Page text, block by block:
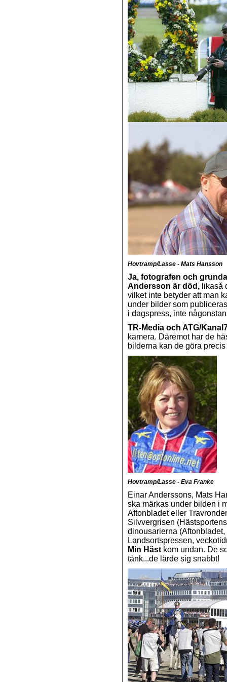
Hovtramp/Lasse - Mats Hansson
Ja, fotografen och
Andersson är död, likaså
vilket inte betyder att man
under bilder som
i dagspress, inte
TR-Media och ATG/
kamera. Däremot har de
bilderna kan de göra
Hovtramp/Lasse - Eva Franke
Einar Anderssons, Mats
ska märkas under bilden i
Aftonbladet eller
Silvvergrisen
dinousarierna
Landsortspressen,
Min Häst kom undan. De
tänk...de lärde sig snabbt!